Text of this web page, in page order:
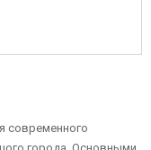
современного